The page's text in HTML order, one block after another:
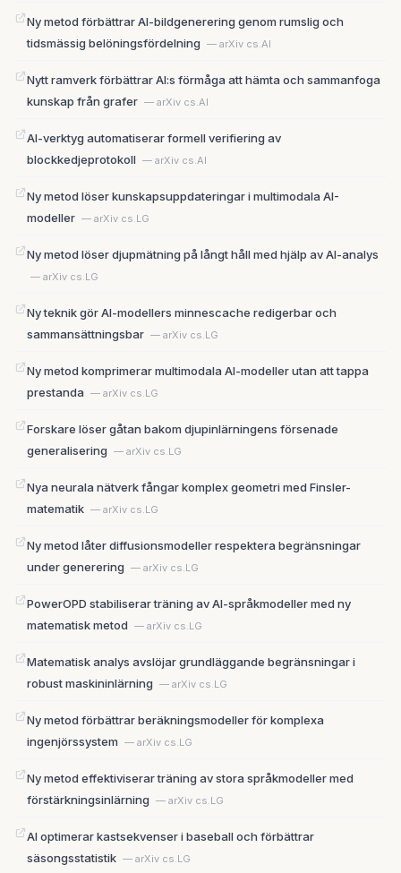
Ny metod förbättrar AI-bildgenerering genom rumslig och
tidsmässig belöningsfördelning — arXiv cs.AI
Nytt ramverk förbättrar AI:s förmåga att hämta och sammanfoga
kunskap från grafer — arXiv cs.AI
AI-verktyg automatiserar formell verifiering av
blockkedjeprotokoll — arXiv cs.AI
Ny metod löser kunskapsuppdateringar i multimodala AI-
modeller — arXiv cs.LG
Ny metod löser djupmätning på långt håll med hjälp av AI-analys
— arXiv cs.LG
Ny teknik gör AI-modellers minnescache redigerbar och
sammansättningsbar — arXiv cs.LG
Ny metod komprimerar multimodala AI-modeller utan att tappa
prestanda — arXiv cs.LG
Forskare löser gåtan bakom djupinlärningens försenade
generalisering — arXiv cs.LG
Nya neurala nätverk fångar komplex geometri med Finsler-
matematik — arXiv cs.LG
Ny metod låter diffusionsmodeller respektera begränsningar
under generering — arXiv cs.LG
PowerOPD stabiliserar träning av AI-språkmodeller med ny
matematisk metod — arXiv cs.LG
Matematisk analys avslöjar grundläggande begränsningar i
robust maskininlärning — arXiv cs.LG
Ny metod förbättrar beräkningsmodeller för komplexa
ingenjörssystem — arXiv cs.LG
Ny metod effektiviserar träning av stora språkmodeller med
förstärkningsinlärning — arXiv cs.LG
AI optimerar kastsekvenser i baseball och förbättrar
säsongsstatistik — arXiv cs.LG